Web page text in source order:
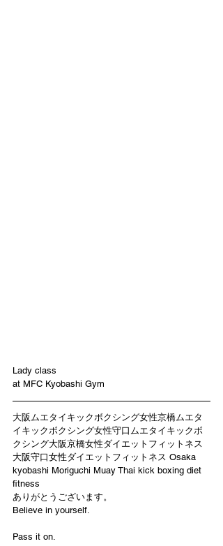
Lady class
at MFC Kyobashi Gym
大阪ムエタイキックボクシング女性京橋ムエタ
イキックボクシング女性守口ムエタイキックボ
クシング大阪京橋女性ダイエットフィットネス
大阪守口女性ダイエットフィットネス Osaka
kyobashi Moriguchi Muay Thai kick boxing diet
fitness
ありがとうございます。
Believe in yourself.
Pass it on.